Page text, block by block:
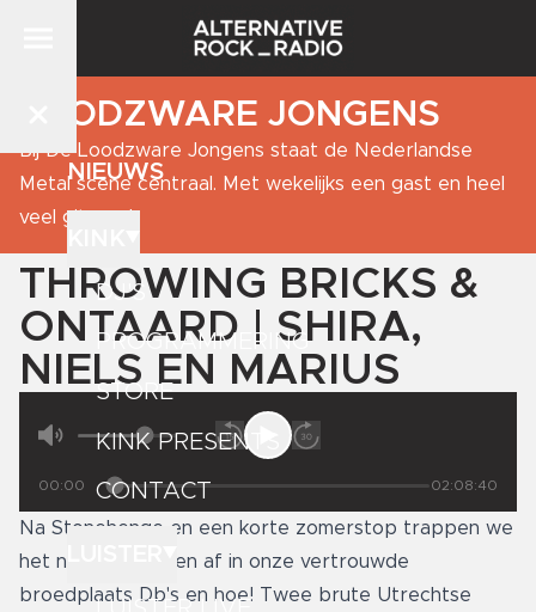
NIEUWS
DJ'S
PROGRAMMERING
STORE
KINK PRESENTS
CONTACT
LOODZWARE JONGENS
Bij De Loodzware Jongens staat de Nederlandse
Metal scene centraal. Met wekelijks een gast en heel
veel gitaren!
THROWING BRICKS &
ONTAARD | SHIRA,
NIELS EN MARIUS
00:00 02:08:40
Na Stonehenge en een korte zomerstop trappen we
het nieuwe seizoen af in onze vertrouwde
broedplaats Db's en hoe! Twee brute Utrechtse